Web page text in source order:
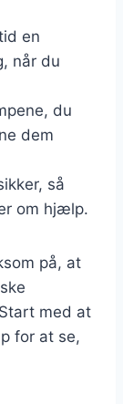
en
når du
du
dem
så
om hjælp.
på, at
med at
for at se,